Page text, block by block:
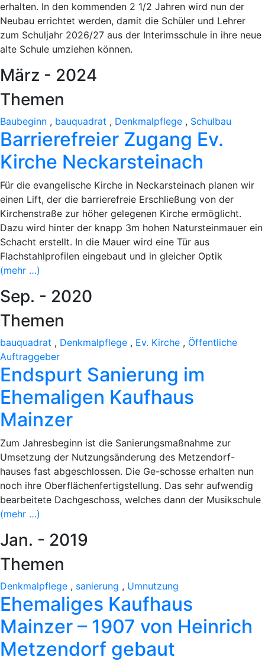
erhalten. In den kommenden 2 1/2 Jahren wird nun der
Neubau errichtet werden, damit die Schüler und Lehrer
zum Schuljahr 2026/27 aus der Interimsschule in ihre neue
alte Schule umziehen können.
März - 2024
Themen
Baubeginn , bauquadrat , Denkmalpflege , Schulbau
Barrierefreier Zugang Ev.
Kirche Neckarsteinach
Für die evangelische Kirche in Neckarsteinach planen wir
einen Lift, der die barrierefreie Erschließung von der
Kirchenstraße zur höher gelegenen Kirche ermöglicht.
Dazu wird hinter der knapp 3m hohen Natursteinmauer ein
Schacht erstellt. In die Mauer wird eine Tür aus
Flachstahlprofilen eingebaut und in gleicher Optik
(mehr …)
Sep. - 2020
Themen
bauquadrat , Denkmalpflege , Ev. Kirche , Öffentliche
Auftraggeber
Endspurt Sanierung im
Ehemaligen Kaufhaus
Mainzer
Zum Jahresbeginn ist die Sanierungsmaßnahme zur
Umsetzung der Nutzungsänderung des Metzendorf-
hauses fast abgeschlossen. Die Ge-schosse erhalten nun
noch ihre Oberflächenfertigstellung. Das sehr aufwendig
bearbeitete Dachgeschoss, welches dann der Musikschule
(mehr …)
Jan. - 2019
Themen
Denkmalpflege , sanierung , Umnutzung
Ehemaliges Kaufhaus
Mainzer – 1907 von Heinrich
Metzendorf gebaut